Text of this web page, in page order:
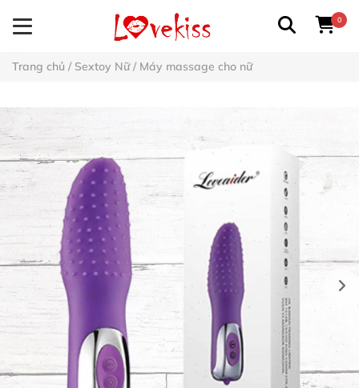
0
Trang chủ / Sextoy Nữ/ Máy massage cho nữ